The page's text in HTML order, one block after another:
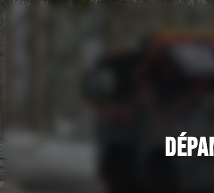
Panneau de gestion des cookies